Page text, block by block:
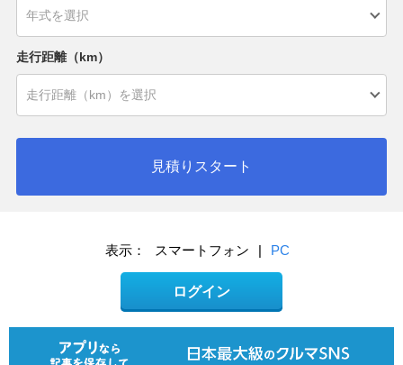
走行距離（km）
見積りスタート
表示： スマートフォン | PC
ログイン